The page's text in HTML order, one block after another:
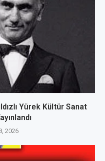
Yürek Kültür Sanat
2026